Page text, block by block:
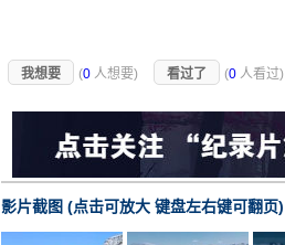
我想要 (0 人想要) 看过了 (0 人看过
影片截图 (点击可放大 键盘左右键可翻页)